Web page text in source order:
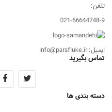
تلفن:
021-66644748-9
ایمیل: info@parsfluke.ir
تماس بگیرید
دسته بندی ها